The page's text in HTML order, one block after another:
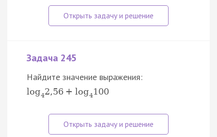
Задача 245
Найдите значение выражения:
log42,56 + log4100